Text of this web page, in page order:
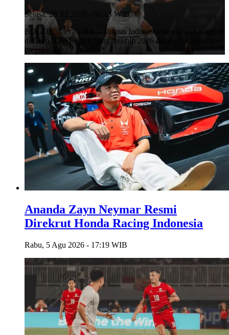
Selasa, 28 Jul 2026 - 06:13 WIB
BOGOR, Merata.Net – Timnas Indonesia mengawali langkah
di Grup A ASEAN Championship 2026 dengan kemenangan
meyakinkan…
Ananda Zayn Neymar Resmi
Direkrut Honda Racing Indonesia
Rabu, 5 Agu 2026 - 17:19 WIB